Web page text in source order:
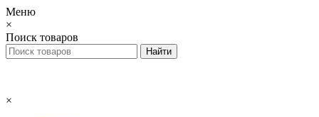
Меню
×
Поиск товаров
×